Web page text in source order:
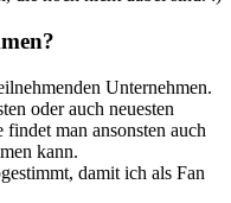
Unternehmen.
oder auch neuesten
man ansonsten auch
kann.
damit ich als Fan